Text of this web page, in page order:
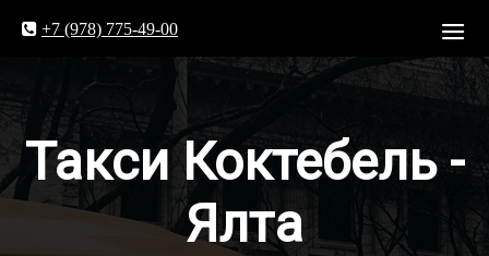
+7 (978) 775-49-00
Такси Коктебель -
Ялта